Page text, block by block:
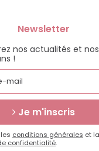
Newsletter
nos actualités et nos
!
Je m'inscris
lesconditions générales
confidentialité